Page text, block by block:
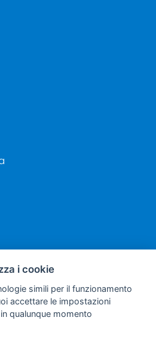
Italia S.r.L. unipersonale
i cookie
simili per il funzionamento
accettare le impostazioni
qualunque momento